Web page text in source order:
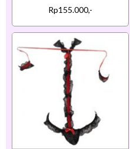
Rp155.000,-